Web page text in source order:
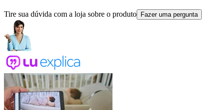
Tire sua dúvida com a loja sobre o produto Fazer uma pergunta